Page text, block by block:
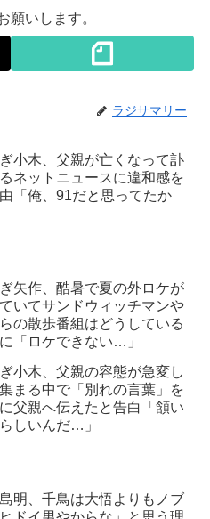
願いします。
ラジサマリー
小木、父親が亡くなって訃
ネットニュースに違和感を
「俺、91だと思ってたか
矢作、酷暑で夏の外ロケが
いてサンドウィッチマンや
の散歩番組はどうしている
「ロケできない…」
小木、父親の容態が急変し
まる中で「別れの言葉」を
父親へ伝えたと告白「頷い
しいんだ…」
明、千鳥は大悟よりもノブ